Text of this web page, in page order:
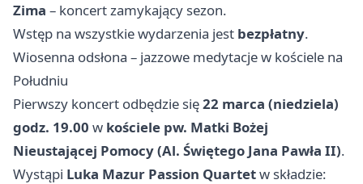
Zima – koncert zamykający sezon.
Wstęp na wszystkie wydarzenia jest bezpłatny.
Wiosenna odsłona – jazzowe medytacje w kościele na
Południu
Pierwszy koncert odbędzie się22 marca (niedziela)
godz. 19.00 w kościele pw. Matki Bożej
Nieustającej Pomocy (Al. Świętego Jana Pawła II).
Wystąpi Luka Mazur Passion Quartetw składzie: